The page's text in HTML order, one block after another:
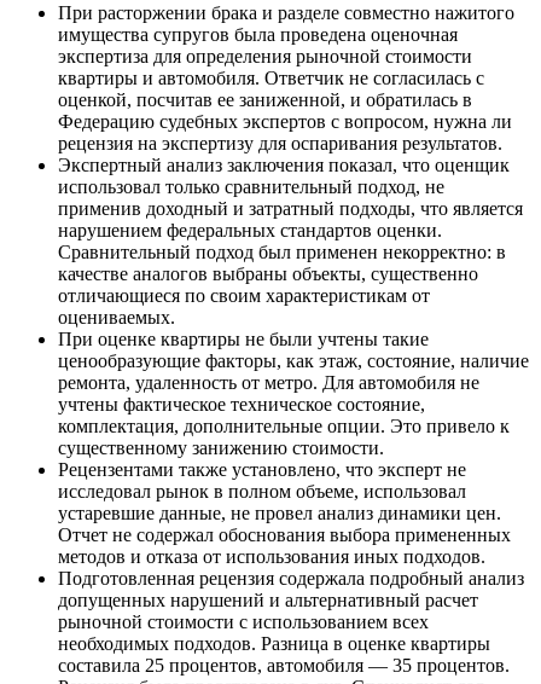
При расторжении брака и разделе совместно нажитого
имущества супругов была проведена оценочная
экспертиза для определения рыночной стоимости
квартиры и автомобиля. Ответчик не согласилась с
оценкой, посчитав ее заниженной, и обратилась в
Федерацию судебных экспертов с вопросом, нужна ли
рецензия на экспертизу для оспаривания результатов.
Экспертный анализ заключения показал, что оценщик
использовал только сравнительный подход, не
применив доходный и затратный подходы, что является
нарушением федеральных стандартов оценки.
Сравнительный подход был применен некорректно: в
качестве аналогов выбраны объекты, существенно
отличающиеся по своим характеристикам от
оцениваемых.
При оценке квартиры не были учтены такие
ценообразующие факторы, как этаж, состояние, наличие
ремонта, удаленность от метро. Для автомобиля не
учтены фактическое техническое состояние,
комплектация, дополнительные опции. Это привело к
существенному занижению стоимости.
Рецензентами также установлено, что эксперт не
исследовал рынок в полном объеме, использовал
устаревшие данные, не провел анализ динамики цен.
Отчет не содержал обоснования выбора примененных
методов и отказа от использования иных подходов.
Подготовленная рецензия содержала подробный анализ
допущенных нарушений и альтернативный расчет
рыночной стоимости с использованием всех
необходимых подходов. Разница в оценке квартиры
составила 25 процентов, автомобиля — 35 процентов.